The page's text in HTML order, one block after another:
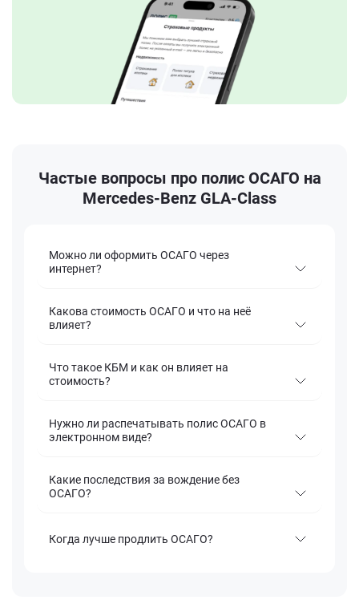
Частые вопросы про полис ОСАГО на
Mercedes-Benz GLA-Class
Можно ли оформить ОСАГО через
интернет?
Какова стоимость ОСАГО и что на неё
влияет?
Что такое КБМ и как он влияет на
стоимость?
Нужно ли распечатывать полис ОСАГО в
электронном виде?
Какие последствия за вождение без
ОСАГО?
Когда лучше продлить ОСАГО?